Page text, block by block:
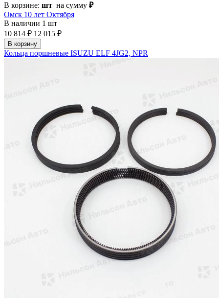
В корзине: шт на сумму ₽
Омск 10 лет Октября
В наличии 1 шт
10 814 ₽ 12 015 ₽
В корзину
Кольца поршневые ISUZU ELF 4JG2, NPR